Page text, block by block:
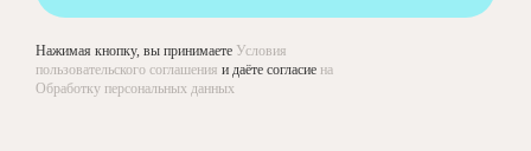
Нажимая кнопку, вы принимаете Условия
пользовательского соглашения и даёте согласие на
Обработку персональных данных